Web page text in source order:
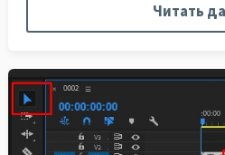
Читать